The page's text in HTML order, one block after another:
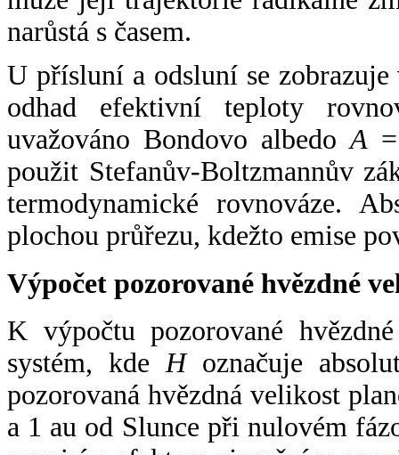
narůstá s časem.
U přísluní a odsluní se
odhad efektivní teploty
uvažováno Bondovo albedoA
použit Stefanův-Boltzmannův
termodynamické rovnováze.
plochou průřezu, kdežto emise
Výpočet pozorované hvězdné
K výpočtu pozorované
systém, kde Hoznačuje
pozorovaná hvězdná velikost
a 1 au od Slunce při nulovém